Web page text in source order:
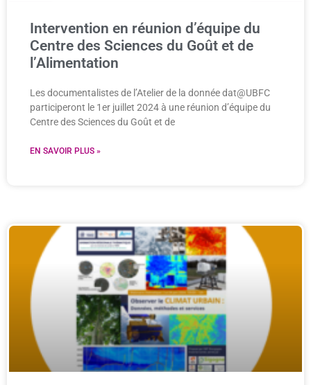
Intervention en réunion d’équipe du
Centre des Sciences du Goût et de
l’Alimentation
Les documentalistes de l’Atelier de la donnée dat@UBFC
participeront le 1er juillet 2024 à une réunion d’équipe du
Centre des Sciences du Goût et de
EN SAVOIR PLUS »